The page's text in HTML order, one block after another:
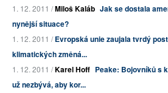
1. 12. 2011 /Miloš Kaláb Jak se dostala
nynější situace?
1. 12. 2011 /Evropská unie zaujala tvrdý
klimatických změná...
1. 12. 2011 /Karel Hoff Peake: Bojovníků s
už nezbývá, aby kor...